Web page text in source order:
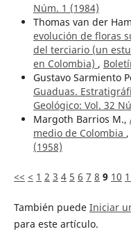
Núm. 1 (1984)
Thomas van der
evolución de floras
del terciario (un
en Colombia) ,
Gustavo Sarmiento
Guaduas.
Geológico: Vol. 32
Margoth Barrios M.,
medio de Colombia ,
(1958)
<< < 1 2 3 4 5 6 7 8 9 10
También puede Iniciar
para este artículo.